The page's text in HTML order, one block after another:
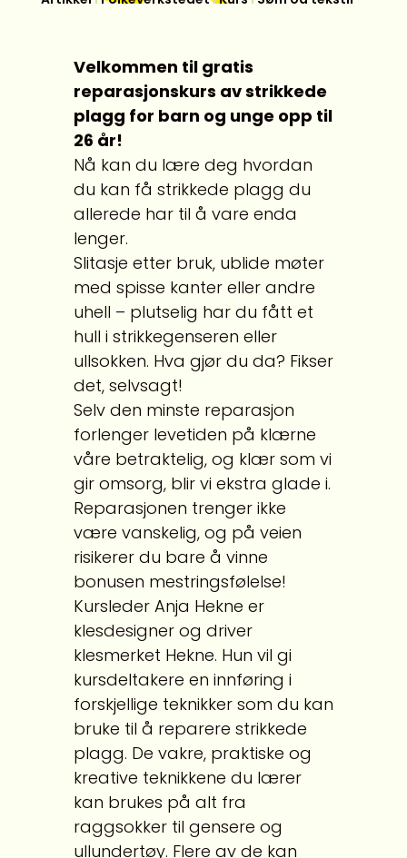
Reparasjonskurs for
barn og unge under 26:
STIKKEDE PLAGG
Velkommen til gratis
reparasjonskurs av strikkede
plagg for barn og unge opp til
26 år!
Nå kan du lære deg hvordan
du kan få strikkede plagg du
allerede har til å vare enda
lenger.
Slitasje etter bruk, ublide møter
med spisse kanter eller andre
uhell – plutselig har du fått et
hull i strikkegenseren eller
ullsokken. Hva gjør du da? Fikser
det, selvsagt!
Selv den minste reparasjon
forlenger levetiden på klærne
våre betraktelig, og klær som vi
gir omsorg, blir vi ekstra glade i.
Reparasjonen trenger ikke
være vanskelig, og på veien
risikerer du bare å vinne
bonusen mestringsfølelse!
Kursleder Anja Hekne er
klesdesigner og driver
klesmerket Hekne. Hun vil gi
kursdeltakere en innføring i
forskjellige teknikker som du kan
bruke til å reparere strikkede
plagg. De vakre, praktiske og
kreative teknikkene du lærer
kan brukes på alt fra
raggsokker til gensere og
ullundertøy. Flere av de kan